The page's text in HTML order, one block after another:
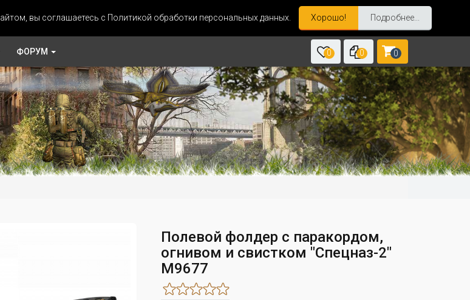
вы соглашаетесь с Политикой обработки персональных данных. Хорошо! Подробнее...
ФОРУМ 0 0 0
Полевой фолдер с паракордом,
огнивом и свистком "Спецназ-2"
M9677